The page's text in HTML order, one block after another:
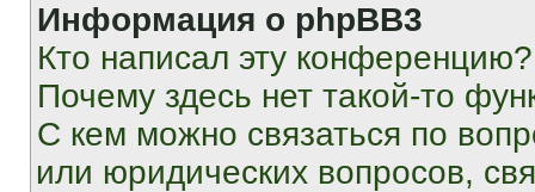
Информация о phpBB3
Кто написал эту конференцию?
Почему здесь нет такой-то
С кем можно связаться по
или юридических вопросов,